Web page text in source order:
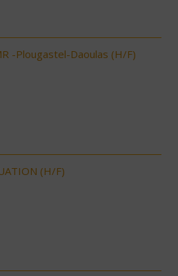
-Plougastel-Daoulas (H/F)
(H/F)